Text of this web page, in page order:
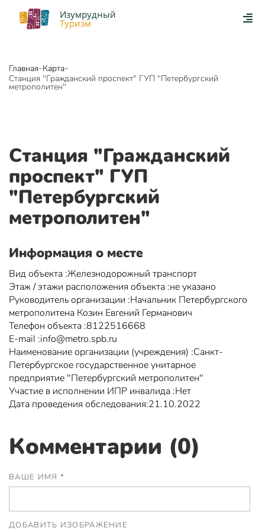
Изумрудный
Туризм
Главная-Карта-
Станция "Гражданский проспект" ГУП "Петербургский
метрополитен"
Станция "Гражданский
проспект" ГУП
"Петербургский
метрополитен"
Информация о месте
Вид объекта :Железнодорожный транспорт
Этаж / этажи расположения объекта :не указано
Руководитель организации :Начальник Петербургского
метрополитена Козин Евгений Германович
Телефон объекта :8122516668
Е-mail :info@metro.spb.ru
Наименование организации (учреждения) :Санкт-
Петербургское государственное унитарное
предприятие "Петербургский метрополитен"
Участие в исполнении ИПР инвалида :Нет
Дата проведения обследования:21.10.2022
Комментарии (0)
ВАШЕ ИМЯ *
ДОБАВИТЬ ИЗОБРАЖЕНИЕ